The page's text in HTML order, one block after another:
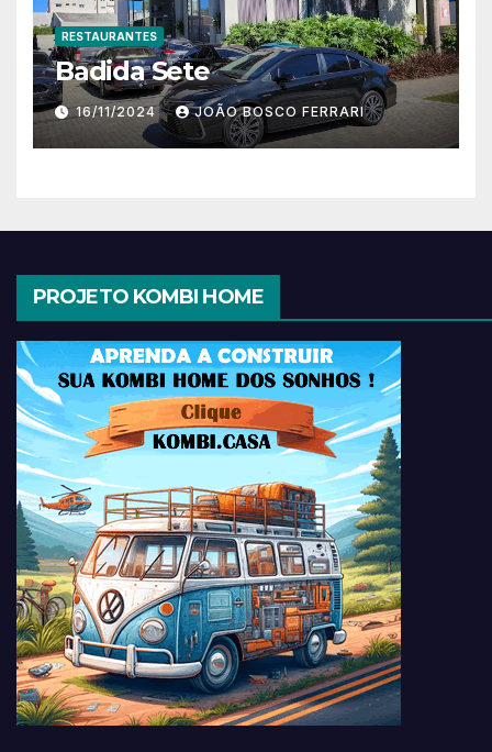
RESTAURANTES
Badida Sete
16/11/2024 JOÃO BOSCO FERRARI
PROJETO KOMBI HOME